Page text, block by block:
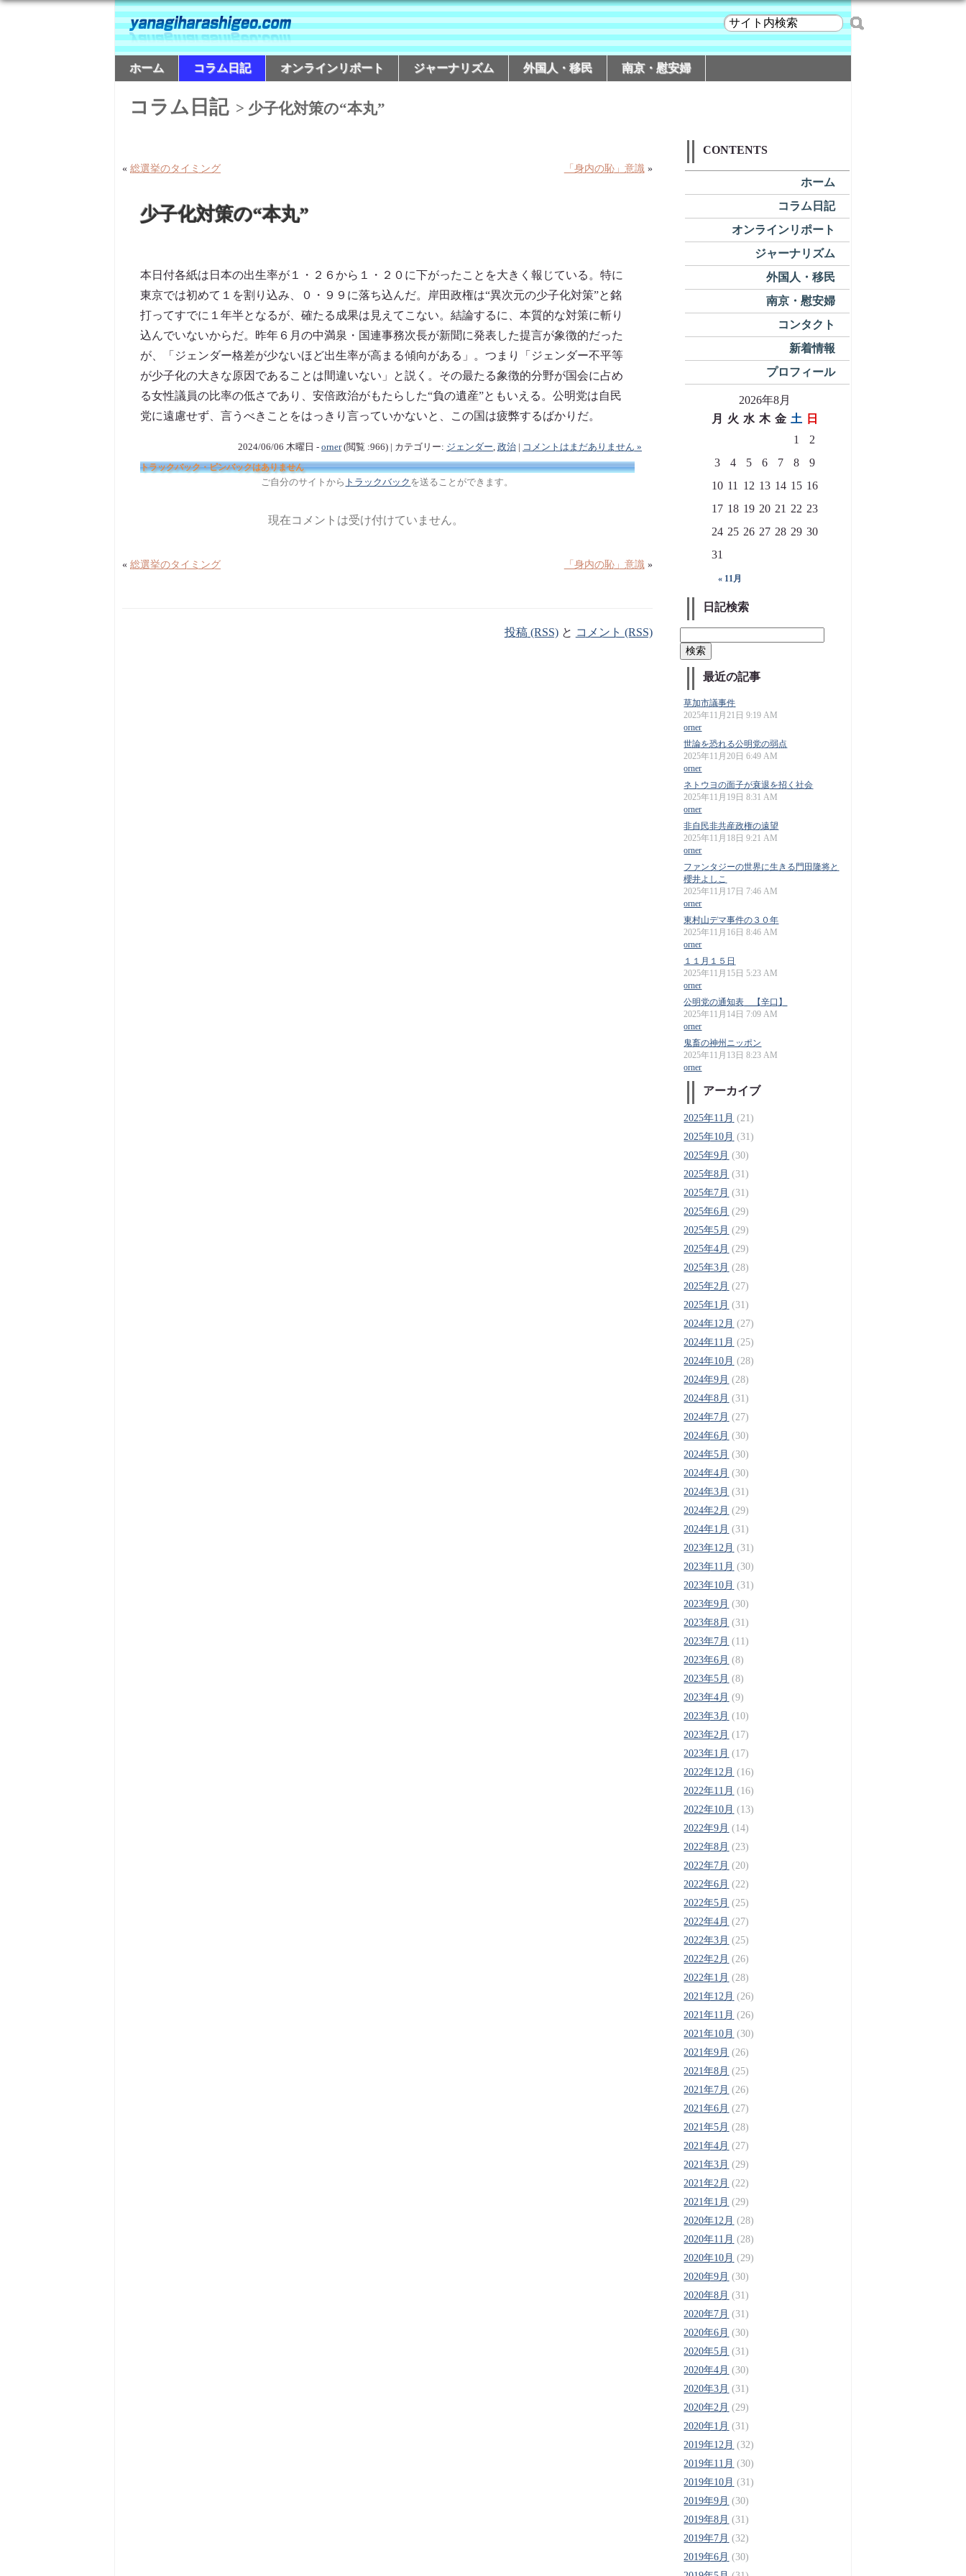
ホーム コラム日記 オンラインリポート ジャーナリズム 外国人・移民 南京・慰安婦
コラム日記> 少子化対策の“本丸”
« 総選挙のタイミング 「身内の恥」意識 »
少子化対策の“本丸”
本日付各紙は日本の出生率が１・２６から１・２０に下がったことを大きく報じている。特に
東京では初めて１を割り込み、０・９９に落ち込んだ。岸田政権は“異次元の少子化対策”と銘
打ってすでに１年半となるが、確たる成果は見えてこない。結論するに、本質的な対策に斬り
込んでいないからだ。昨年６月の中満泉・国連事務次長が新聞に発表した提言が象徴的だった
が、「ジェンダー格差が少ないほど出生率が高まる傾向がある」。つまり「ジェンダー不平等
が少子化の大きな原因であることは間違いない」と説く。その最たる象徴的分野が国会に占め
る女性議員の比率の低さであり、安倍政治がもたらした“負の遺産”ともいえる。公明党は自民
党に遠慮せず、言うべきことをはっきり言っていかないと、この国は疲弊するばかりだ。
2024/06/06 木曜日 - orner(閲覧 :966) | カテゴリー: ジェンダー, 政治|
コメントはまだありません »
トラックバック・ピンバックはありません
ご自分のサイトから トラックバック を送ることができます。
現在コメントは受け付けていません。
« 総選挙のタイミング 「身内の恥」意識 »
投稿 (RSS)と コメント (RSS)
CONTENTS
ホーム
コラム日記
オンラインリポート
ジャーナリズム
外国人・移民
南京・慰安婦
コンタクト
新着情報
プロフィール
2026年8月
月 火 水 木 金 土 日
« 11月
1
2
3
4 5 6 7 8
9
10 11 12 13 14 15 16
17 18 19 20 21 22 23
24 25 26 27 28 29 30
31
日記検索
最近の記事
草加市議事件
2025年11月21日 9:19 AM
orner
世論を恐れる公明党の弱点
2025年11月20日 6:49 AM
orner
ネトウヨの面子が衰退を招く社会
2025年11月19日 8:31 AM
orner
非自民非共産政権の遠望
2025年11月18日 9:21 AM
orner
ファンタジーの世界に生きる門田隆将と
櫻井よしこ
2025年11月17日 7:46 AM
orner
東村山デマ事件の３０年
2025年11月16日 8:46 AM
orner
１１月１５日
2025年11月15日 5:23 AM
orner
公明党の通知表 【辛口】
2025年11月14日 7:09 AM
orner
鬼畜の神州ニッポン
2025年11月13日 8:23 AM
orner
アーカイブ
2025年11月 (21)
2025年10月 (31)
2025年9月 (30)
2025年8月 (31)
2025年7月 (31)
2025年6月 (29)
2025年5月 (29)
2025年4月 (29)
2025年3月 (28)
2025年2月 (27)
2025年1月 (31)
2024年12月 (27)
2024年11月 (25)
2024年10月 (28)
2024年9月 (28)
2024年8月 (31)
2024年7月 (27)
2024年6月 (30)
2024年5月 (30)
2024年4月 (30)
2024年3月 (31)
2024年2月 (29)
2024年1月 (31)
2023年12月 (31)
2023年11月 (30)
2023年10月 (31)
2023年9月 (30)
2023年8月 (31)
2023年7月 (11)
2023年6月 (8)
2023年5月 (8)
2023年4月 (9)
2023年3月 (10)
2023年2月 (17)
2023年1月 (17)
2022年12月 (16)
2022年11月 (16)
2022年10月 (13)
2022年9月 (14)
2022年8月 (23)
2022年7月 (20)
2022年6月 (22)
2022年5月 (25)
2022年4月 (27)
2022年3月 (25)
2022年2月 (26)
2022年1月 (28)
2021年12月 (26)
2021年11月 (26)
2021年10月 (30)
2021年9月 (26)
2021年8月 (25)
2021年7月 (26)
2021年6月 (27)
2021年5月 (28)
2021年4月 (27)
2021年3月 (29)
2021年2月 (22)
2021年1月 (29)
2020年12月 (28)
2020年11月 (28)
2020年10月 (29)
2020年9月 (30)
2020年8月 (31)
2020年7月 (31)
2020年6月 (30)
2020年5月 (31)
2020年4月 (30)
2020年3月 (31)
2020年2月 (29)
2020年1月 (31)
2019年12月 (32)
2019年11月 (30)
2019年10月 (31)
2019年9月 (30)
2019年8月 (31)
2019年7月 (32)
2019年6月 (30)